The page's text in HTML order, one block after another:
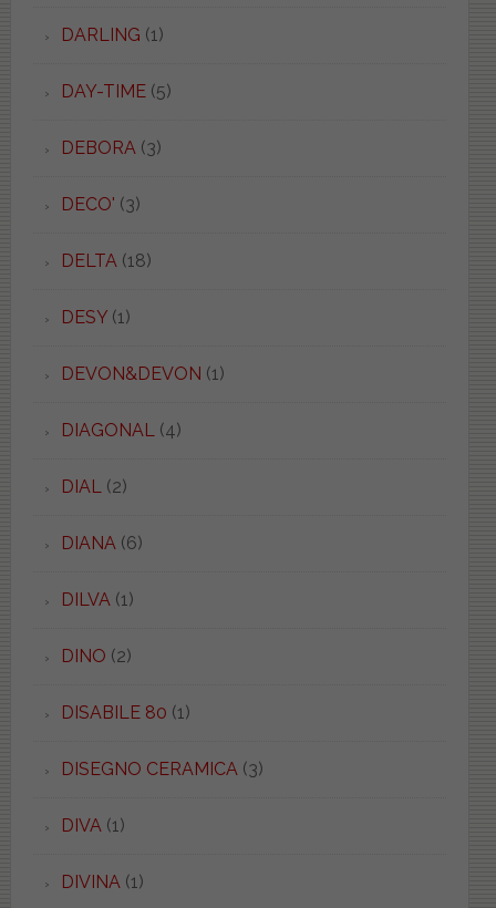
DARLING (1)
DAY-TIME(5)
DEBORA(3)
DECO' (3)
DELTA(18)
DESY(1)
DEVON&DEVON (1)
DIAGONAL(4)
DIAL(2)
DIANA(6)
DILVA(1)
DINO (2)
DISABILE 80 (1)
DISEGNO CERAMICA(3)
DIVA(1)
DIVINA(1)